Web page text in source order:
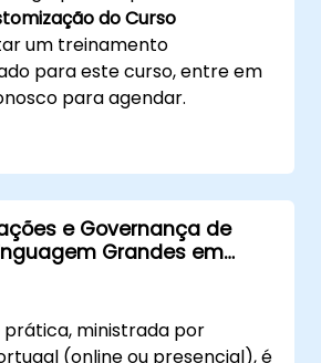
do Curso
um treinamento
para este curso, entre em
para agendar.
e Governança de
Grandes em
ministrada por
(online ou presencial), é